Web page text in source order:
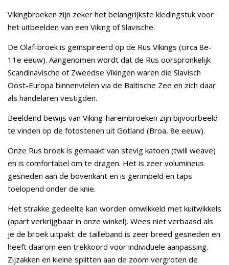
Vikingbroeken zijn zeker het belangrijkste kledingstuk voor
het uitbeelden van een Viking of Slavische.
De Olaf-broek is geïnspireerd op de Rus Vikings (circa 8e-
11e eeuw). Aangenomen wordt dat de Rus oorspronkelijk
Scandinavische of Zweedse Vikingen waren die Slavisch
Oost-Europa binnenvielen via de Baltische Zee en zich daar
als handelaren vestigden.
Beeldend bewijs van Viking-harembroeken zijn bijvoorbeeld
te vinden op de fotostenen uit Gotland (Broa, 8e eeuw).
Onze Rus broek is gemaakt van stevig katoen (twill weave)
en is comfortabel om te dragen. Het is zeer volumineus
gesneden aan de bovenkant en is gerimpeld en taps
toelopend onder de knie.
Het strakke gedeelte kan worden omwikkeld met kuitwikkels
(apart verkrijgbaar in onze winkel). Wees niet verbaasd als
je de broek uitpakt: de tailleband is zeer breed gesneden en
heeft daarom een trekkoord voor individuele aanpassing.
Zijzakken en kleine splitten aan de zoom vergroten de